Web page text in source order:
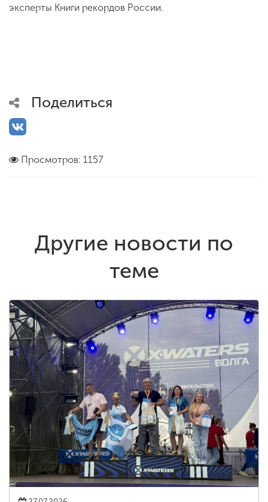
эксперты Книги рекордов России.
Поделиться
Просмотров: 1157
Другие новости по
теме